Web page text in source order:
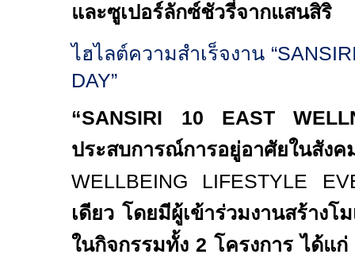
และซูเปอร์ลักซ์ชัวรี่จากแสนสิริ
ไฮไลต์ความสำเร็จงาน “
DAY”
“SANSIRI 10 EAST
ประสบการณ์การอยู่อาศัยในสัง
WELLBEING LIFESTYLE
เดียวโดยมีผู้เข้าร่วมงานสร้างโ
ในกิจกรรมทั้ง 2 โครงการ ได้แ